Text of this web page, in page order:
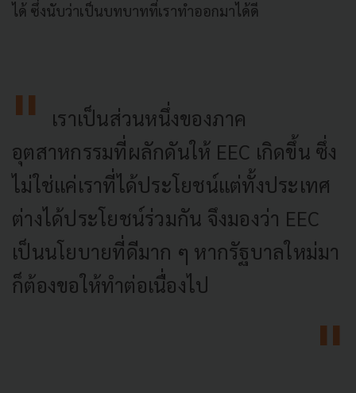
ได้ ซึ่งนับว่าเป็นบทบาทที่เราทำออกมาได้ดี
เราเป็นส่วนหนึ่งของภาค
อุตสาหกรรมที่ผลักดันให้ EEC เกิดขึ้น ซึ่ง
ไม่ใช่แค่เราที่ได้ประโยชน์แต่ทั้งประเทศ
ต่างได้ประโยชน์ร่วมกัน จึงมองว่า EEC
เป็นนโยบายที่ดีมาก ๆ หากรัฐบาลใหม่มา
ก็ต้องขอให้ทำต่อเนื่องไป